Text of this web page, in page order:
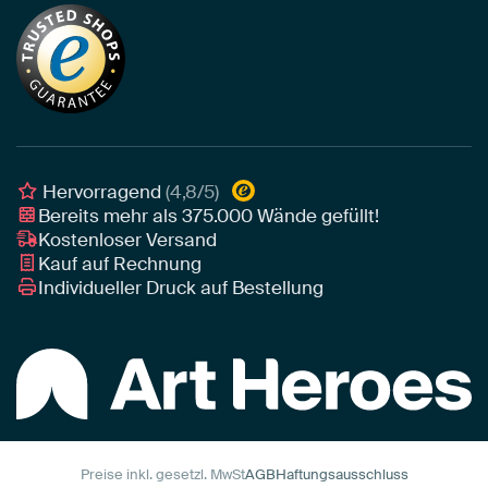
Neuheiten
Alu-Dibond
Tapete
Leinwand
Leinwand für draußen
Die richtige Größe bestimmen
Akustik-Tipps
Tipps von unseren Botschaftern
Individuelle Einrichtungsberatung
Nachhaltigkeit
Unser Team
Botschafter
Awards und Preise
Art Heroes App
Hervorragend(4,8/5)
Bereits mehr als375.000Wände gefüllt!
Kostenloser Versand
Kauf auf Rechnung
Individueller Druck auf Bestellung
Preise inkl. gesetzl. MwStAGBHaftungsausschluss